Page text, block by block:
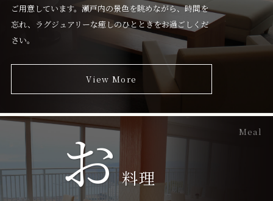
ご用意しています。瀬戸内の景色を眺めながら、時間を
忘れ、ラグジュアリーな癒しのひとときをお過ごしくだ
さい。
View More
お料理
Meal